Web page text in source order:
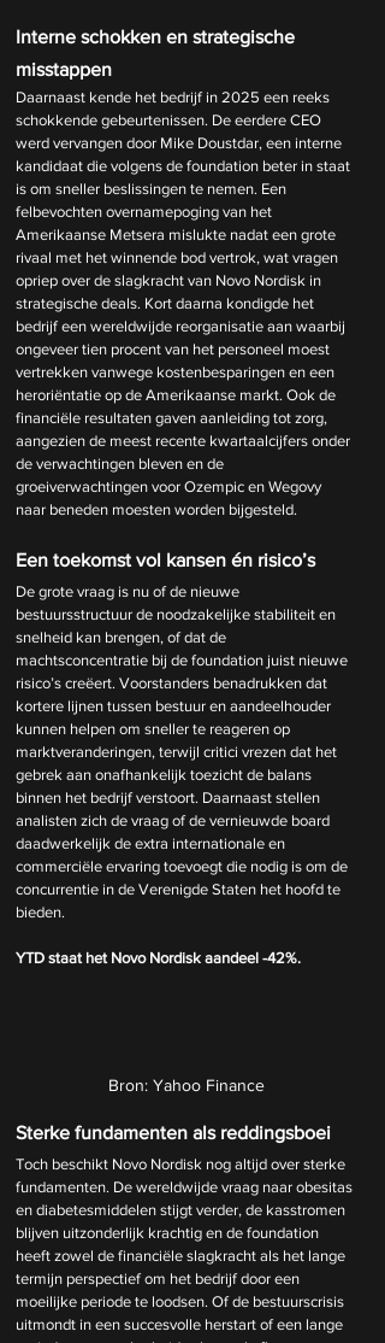
Interne schokken en strategische
misstappen
Daarnaast kende het bedrijf in 2025 een reeks
schokkende gebeurtenissen. De eerdere CEO
werd vervangen door Mike Doustdar, een interne
kandidaat die volgens de foundation beter in staat
is om sneller beslissingen te nemen. Een
felbevochten overnamepoging van het
Amerikaanse Metsera mislukte nadat een grote
rivaal met het winnende bod vertrok, wat vragen
opriep over de slagkracht van Novo Nordisk in
strategische deals. Kort daarna kondigde het
bedrijf een wereldwijde reorganisatie aan waarbij
ongeveer tien procent van het personeel moest
vertrekken vanwege kostenbesparingen en een
heroriëntatie op de Amerikaanse markt. Ook de
financiële resultaten gaven aanleiding tot zorg,
aangezien de meest recente kwartaalcijfers onder
de verwachtingen bleven en de
groeiverwachtingen voor Ozempic en Wegovy
naar beneden moesten worden bijgesteld.
Een toekomst vol kansen én risico’s
De grote vraag is nu of de nieuwe
bestuursstructuur de noodzakelijke stabiliteit en
snelheid kan brengen, of dat de
machtsconcentratie bij de foundation juist nieuwe
risico’s creëert. Voorstanders benadrukken dat
kortere lijnen tussen bestuur en aandeelhouder
kunnen helpen om sneller te reageren op
marktveranderingen, terwijl critici vrezen dat het
gebrek aan onafhankelijk toezicht de balans
binnen het bedrijf verstoort. Daarnaast stellen
analisten zich de vraag of de vernieuwde board
daadwerkelijk de extra internationale en
commerciële ervaring toevoegt die nodig is om de
concurrentie in de Verenigde Staten het hoofd te
bieden.
YTD staat het Novo Nordisk aandeel -42%.
Bron: Yahoo Finance
Sterke fundamenten als reddingsboei
Toch beschikt Novo Nordisk nog altijd over sterke
fundamenten. De wereldwijde vraag naar obesitas
en diabetesmiddelen stijgt verder, de kasstromen
blijven uitzonderlijk krachtig en de foundation
heeft zowel de financiële slagkracht als het lange
termijn perspectief om het bedrijf door een
moeilijke periode te loodsen. Of de bestuurscrisis
uitmondt in een succesvolle herstart of een lange